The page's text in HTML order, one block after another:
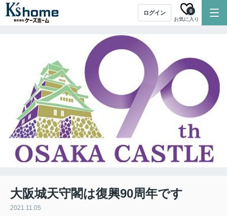
ログイン
お気に入り
0
大阪城天守閣は復興90周年です
2021.11.05